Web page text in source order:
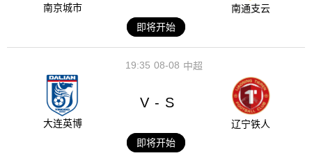
南京城市
南通支云
即将开始
08-08
19:35 中超
大连英博
V - S
辽宁铁人
即将开始